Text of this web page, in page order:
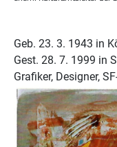
Geb. 23. 3. 1943 in
Gest. 28. 7. 1999 in
Grafiker, Designer,